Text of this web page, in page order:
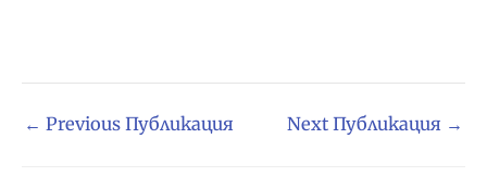
← Previous Публикация Next Публикация →